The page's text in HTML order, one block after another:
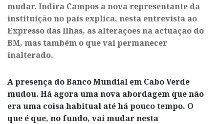
mudar. Indira Campos a nova representante da
instituição no país explica, nesta entrevista ao
Expresso das Ilhas, as alterações na actuação do
BM, mas também o que vai permanecer
inalterado.
A presença do Banco Mundial em Cabo Verde
mudou. Há agora uma nova abordagem que não
era uma coisa habitual até há pouco tempo. O
que é que, no fundo, vai mudar nesta